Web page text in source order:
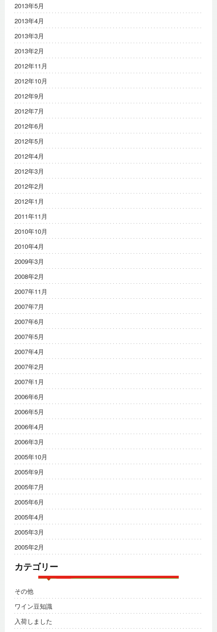
2013年5月
2013年4月
2013年3月
2013年2月
2012年11月
2012年10月
2012年9月
2012年7月
2012年6月
2012年5月
2012年4月
2012年3月
2012年2月
2012年1月
2011年11月
2010年10月
2010年4月
2009年3月
2008年2月
2007年11月
2007年7月
2007年6月
2007年5月
2007年4月
2007年2月
2007年1月
2006年6月
2006年5月
2006年4月
2006年3月
2005年10月
2005年9月
2005年7月
2005年6月
2005年4月
2005年3月
2005年2月
カテゴリー
その他
ワイン豆知識
入荷しました